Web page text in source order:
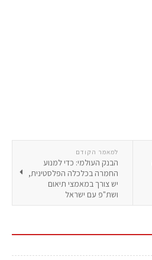
למאמר הקודם
הבנק העולמי: כדי למנוע
החמרה בכלכלה הפלסטינית,
יש צורך במאמצי תיאום
ושת"פ עם ישראל